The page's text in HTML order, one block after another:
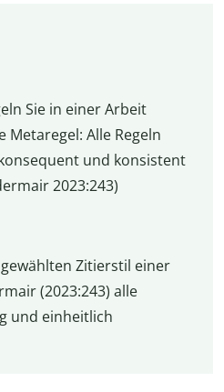
Sie in einer Arbeit
Metaregel: Alle Regeln
und konsistent
2023:243)
Zitierstil einer
(2023:243) alle
und einheitlich